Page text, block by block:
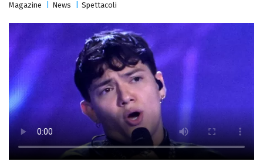
Magazine News Spettacoli